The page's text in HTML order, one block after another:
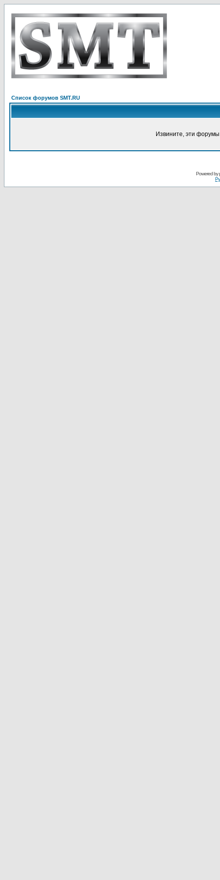
Список форумов SMT.RU
Извините, эти
Powered by